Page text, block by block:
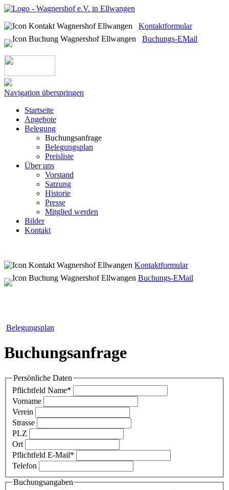
Kontaktformular
Buchungs-EMail
Navigation überspringen
Startseite
Angebote
Belegung
Buchungsanfrage
Belegungsplan
Preisliste
Über uns
Vorstand
Satzung
Historie
Presse
Mitglied werden
Bilder
Kontakt
Kontaktformular
Buchungs-EMail
Belegungsplan
Buchungsanfrage
Persönliche Daten
Pflichtfeld Name*
Vorname
Verein
Strasse
PLZ
Ort
Pflichtfeld E-Mail*
Telefon
Buchungsangaben